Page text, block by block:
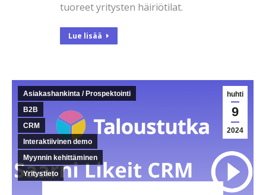
tuoreet yritysten häiriötilat.
Lue lisää
huhti
9
2024
Asiakashankinta / Prospektointi
B2B
CRM
Interaktiivinen demo
Myynnin kehittäminen
Yritystieto